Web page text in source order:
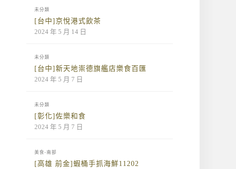
未分類
[台中]京悅港式飲茶
2024 年 5 月 14 日
未分類
[台中]新天地崇德旗艦店樂食百匯
2024 年 5 月 7 日
未分類
[彰化]佐樂和食
2024 年 5 月 7 日
美食-南部
[高雄 前金]蝦桶手抓海鮮11202